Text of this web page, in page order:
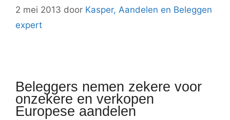
2 mei 2013 door Kasper, Aandelen en Beleggen
expert
Beleggers nemen zekere voor
onzekere en verkopen
Europese aandelen